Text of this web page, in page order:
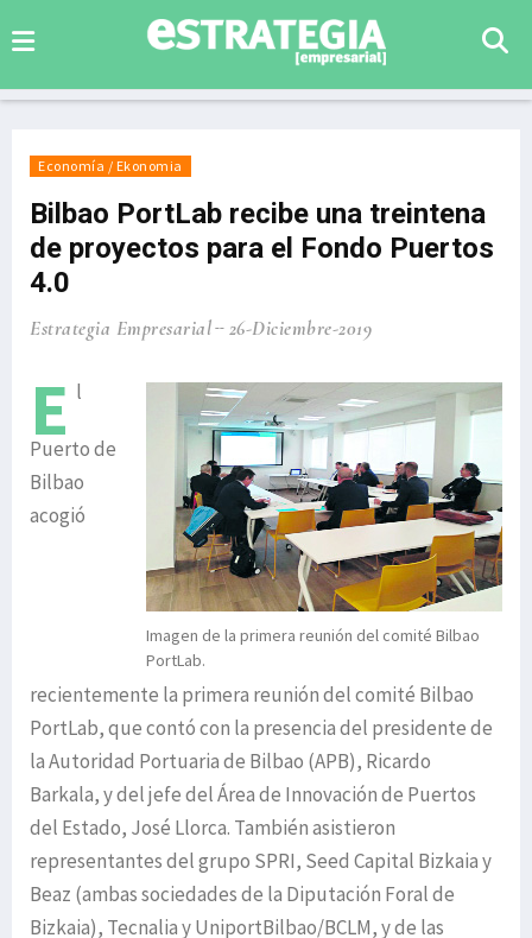
Economía / Ekonomia
Bilbao PortLab recibe una treintena
de proyectos para el Fondo Puertos
4.0
Estrategia Empresarial 26-Diciembre-2019
Imagen de la primera reunión del comité Bilbao
PortLab.
E l
Puerto de
Bilbao
acogió
recientemente la primera reunión del comité Bilbao
PortLab, que contó con la presencia del presidente de
la Autoridad Portuaria de Bilbao (APB), Ricardo
Barkala, y del jefe del Área de Innovación de Puertos
del Estado, José Llorca. También asistieron
representantes del grupo SPRI, Seed Capital Bizkaia y
Beaz (ambas sociedades de la Diputación Foral de
Bizkaia), Tecnalia y UniportBilbao/BCLM, y de las